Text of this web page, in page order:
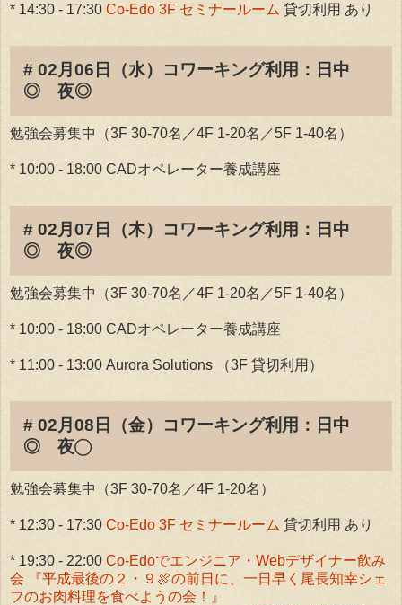
* 14:30 - 17:30 Co-Edo 3F セミナールーム 貸切利用 あり
# 02月06日（水）コワーキング利用：日中
◎ 夜◎
勉強会募集中（3F 30-70名／4F 1-20名／5F 1-40名）
* 10:00 - 18:00 CADオペレーター養成講座
# 02月07日（木）コワーキング利用：日中
◎ 夜◎
勉強会募集中（3F 30-70名／4F 1-20名／5F 1-40名）
* 10:00 - 18:00 CADオペレーター養成講座
* 11:00 - 13:00 Aurora Solutions （3F 貸切利用）
# 02月08日（金）コワーキング利用：日中
◎ 夜◯
勉強会募集中（3F 30-70名／4F 1-20名）
* 12:30 - 17:30 Co-Edo 3F セミナールーム 貸切利用 あり
* 19:30 - 22:00 Co-Edoでエンジニア・Webデザイナー飲み
会 『平成最後の２・９🍖の前日に、一日早く尾長知幸シェ
フのお肉料理を食べようの会！』